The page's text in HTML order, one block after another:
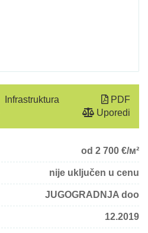
Infrastruktura
PDF
Uporedi
od 2 700 €/м²
nije uključen u cenu
JUGOGRADNJA doo
12.2019